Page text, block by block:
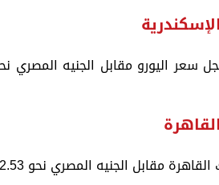
المصري نحو 52.53 جنيه للشراء، وسعر البيع نحو 52.78 جنيه